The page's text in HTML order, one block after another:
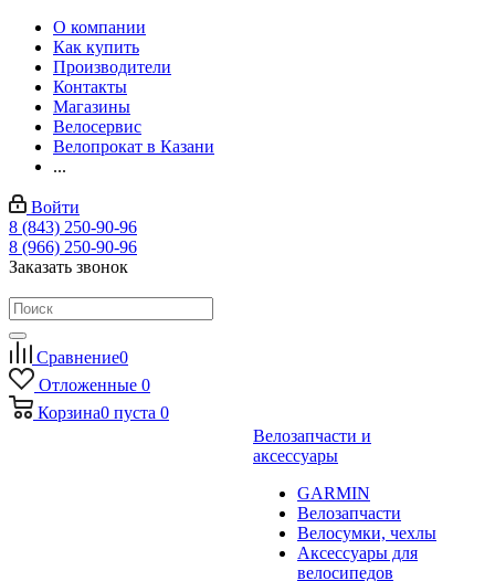
О компании
Как купить
Производители
Контакты
Магазины
Велосервис
Велопрокат в Казани
...
Войти
8 (843) 250-90-96
8 (966) 250-90-96
Заказать звонок
Сравнение0
Отложенные 0
Корзина0 пуста 0
Велозапчасти и
аксессуары
GARMIN
Велозапчасти
Велосумки, чехлы
Аксессуары для
велосипедов